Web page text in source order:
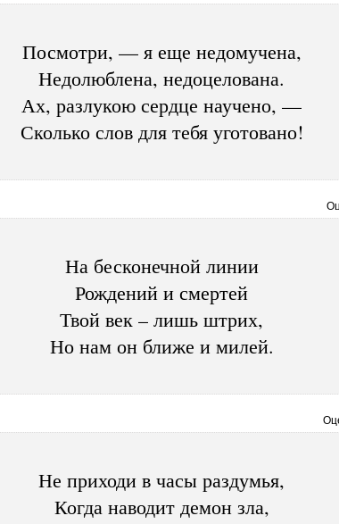
Посмотри, — я еще недомучена,
Недолюблена, недоцелована.
Ах, разлукою сердце научено, —
Сколько слов для тебя уготовано!
На бесконечной линии
Рождений и смертей
Твой век – лишь штрих,
Но нам он ближе и милей.
Не приходи в часы раздумья,
Когда наводит демон зла,